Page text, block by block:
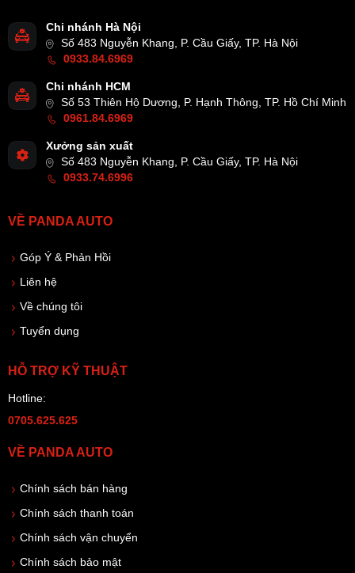
Chi nhánh Hà Nội
Số 483 Nguyễn Khang, P. Cầu Giấy, TP. Hà Nội
0933.84.6969
Chi nhánh HCM
Số 53 Thiên Hộ Dương, P. Hạnh Thông, TP. Hồ Chí Minh
0961.84.6969
Xưởng sản xuất
Số 483 Nguyễn Khang, P. Cầu Giấy, TP. Hà Nội
0933.74.6996
VỀ PANDA AUTO
Góp Ý & Phản Hồi
Liên hệ
Về chúng tôi
Tuyển dụng
HỖ TRỢ KỸ THUẬT
Hotline:
0705.625.625
VỀ PANDA AUTO
Chính sách bán hàng
Chính sách thanh toán
Chính sách vận chuyển
Chính sách bảo mật